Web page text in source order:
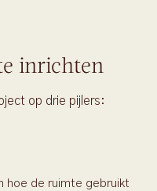
inrichten
op drie pijlers:
hoe de ruimte gebruikt